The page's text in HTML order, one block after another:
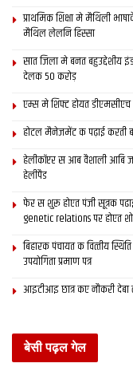
प्राथमिक शि‍क्षा मे मैथि‍ली
मैथिल लेलनि हिस्सा
सात जिला मे बनत बहुउद्देशीय
देलक 50 करोड़
एम्स मे शिफ्ट होयत डीएमसीएच
होटल मैनेजमेंट क पढ़ाई करती
हेलीकॉप्टर स आब वैशाली आबि
हेलीपैड
फेर स शुरू होएत पंजी सूत्रक
genetic relations पर होएत
बिहारक पंचायत क वित्‍तीय
उपयोगिता प्रमाण पत्र
आइटीआइ छात्र कए नौकरी
बेसी पढ़ल गेल